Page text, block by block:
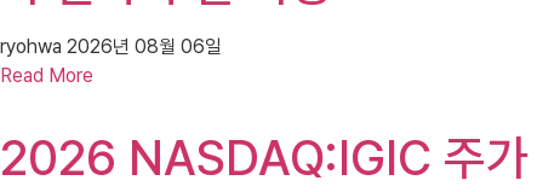
ryohwa 2026년 08월 06일
Read More
2026 NASDAQ:IGIC 주가